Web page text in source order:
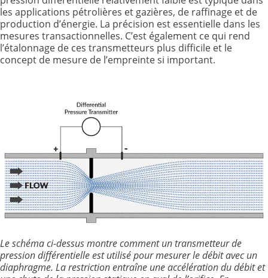
les applications pétrolières et gazières, de raffinage et de
production d’énergie. La précision est essentielle dans les
mesures transactionnelles. C’est également ce qui rend
l’étalonnage de ces transmetteurs plus difficile et le
concept de mesure de l’empreinte si important.
Le schéma ci-dessus montre comment un transmetteur de
pression différentielle est utilisé pour mesurer le débit avec un
diaphragme. La restriction entraîne une accélération du débit et